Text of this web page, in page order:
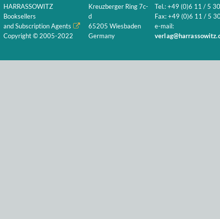
HARRASSOWITZ
Booksellers
and Subscription Agents
Copyright © 2005-2022
Kreuzberger Ring 7c-
d
65205 Wiesbaden
Germany
Tel.: +49 (0)6 11 / 5
Fax: +49 (0)6 11 / 5
e-mail: